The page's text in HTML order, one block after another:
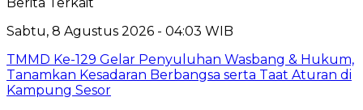
Berita Terkait
Sabtu, 8 Agustus 2026 - 04:03 WIB
TMMD Ke-129 Gelar Penyuluhan Wasbang & Hukum,
Tanamkan Kesadaran Berbangsa serta Taat Aturan di
Kampung Sesor